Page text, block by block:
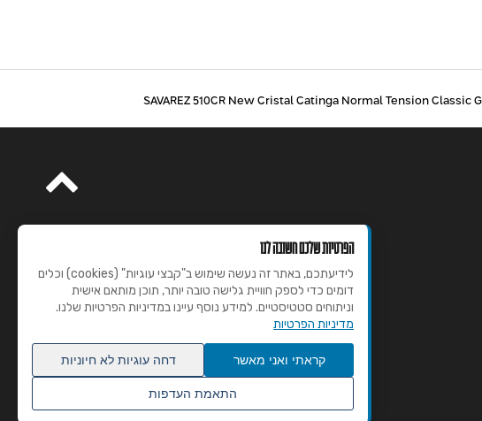
הפרטיות שלכם חשובה לנו
לידיעתכם, באתר זה נעשה שימוש ב"קבצי עוגיות" (cookies) וכלים
דומים כדי לספק חוויית גלישה טובה יותר, תוכן מותאם אישית
וניתוחים סטטיסטיים. למידע נוסף עיינו במדיניות הפרטיות שלנו.
מדיניות הפרטיות
קראתי ואני מאשר דחה עוגיות לא חיוניות
התאמת העדפות